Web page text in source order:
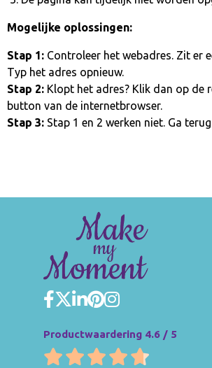
Mogelijke oplossingen:
Stap 1: Controleer het webadres. Zit er
Typ het adres opnieuw.
Stap 2: Klopt het adres? Klik dan op de
button van de internetbrowser.
Stap 3: Stap 1 en 2 werken niet. Ga
Productwaardering 4.6 / 5